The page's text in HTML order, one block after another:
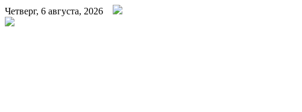
Четверг, 6 августа, 2026